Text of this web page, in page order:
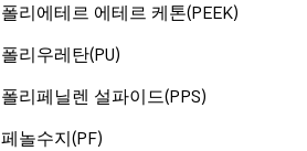
폴리에테르 에테르 케톤(PEEK)
폴리우레탄(PU)
폴리페닐렌 설파이드(PPS)
페놀수지(PF)